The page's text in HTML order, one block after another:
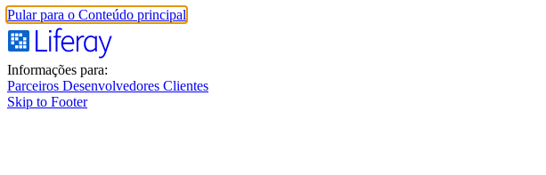
Pular para o Conteúdo principal
Informações para:
Parceiros Desenvolvedores Clientes
Skip to Footer